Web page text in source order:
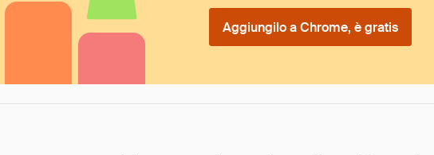
Aggiungilo a Chrome, è gratis